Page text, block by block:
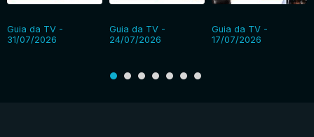
Guia da TV -
31/07/2026
Guia da TV -
24/07/2026
Guia da TV -
17/07/2026